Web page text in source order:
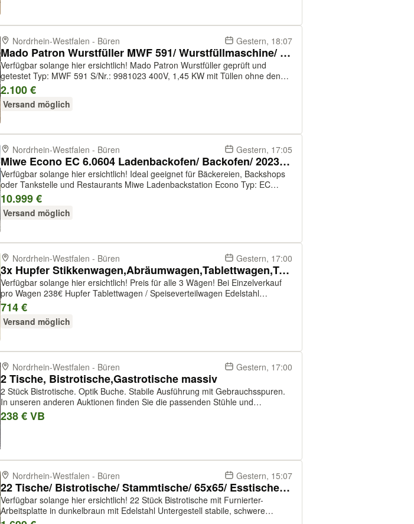
Nordrhein-Westfalen - Büren Gestern, 18:07
Mado Patron Wurstfüller MWF 591/ Wurstfüllmaschine/ Kolbenfüller
Verfügbar solange hier ersichtlich! Mado Patron Wurstfüller geprüft und
getestet Typ: MWF 591 S/Nr.: 9981023 400V, 1,45 KW mit Tüllen ohne den
abgebildeten Rolltisch wo das Gerät drauf steht Speditionsversand 189€ Preis
inklusive Mehrwertsteuer
2.100 €
Versand möglich
Nordrhein-Westfalen - Büren Gestern, 17:05
Miwe Econo EC 6.0604 Ladenbackofen/ Backofen/ 2023/ Backstation
Verfügbar solange hier ersichtlich! Ideal geeignet für Bäckereien, Backshops
oder Tankstelle und Restaurants Miwe Ladenbackstation Econo Typ: EC
6.0604 Baujahr 2023 Gerät ist gewartet und gereinigt. Es wurde eine neue
Innenscheibe verbaut! Ablu...
10.999 €
Versand möglich
Nordrhein-Westfalen - Büren Gestern, 17:00
3x Hupfer Stikkenwagen,Abräumwagen,Tablettwagen,Transportwagen
Verfügbar solange hier ersichtlich! Preis für alle 3 Wägen! Bei Einzelverkauf
pro Wagen 238€ Hupfer Tablettwagen / Speiseverteilwagen Edelstahl
vollverschweißt Doppelwandig mit Flügeltüren 16 Einschüben für Bleche,
41,8x32,5cm. Es passen davon 2...
714 €
Versand möglich
Nordrhein-Westfalen - Büren Gestern, 17:00
2 Tische, Bistrotische,Gastrotische massiv
2 Stück Bistrotische. Optik Buche. Stabile Ausführung mit Gebrauchsspuren.
In unseren anderen Auktionen finden Sie die passenden Stühle und
Barhocker!! Abmessungen der Tische (BxTxH): 1 Tisch 160x80x75cm 1 Tisch
160/180x80x75cm (Tisch ist an ei...
238 € VB
Nordrhein-Westfalen - Büren Gestern, 15:07
22 Tische/ Bistrotische/ Stammtische/ 65x65/ Esstische/Saaltische
Verfügbar solange hier ersichtlich! 22 Stück Bistrotische mit Furnierter-
Arbeitsplatte in dunkelbraun mit Edelstahl Untergestell stabile, schwere
Ausführung Auflistung und Abmessungen (BxTxH): 22 Tische65x65x76cm